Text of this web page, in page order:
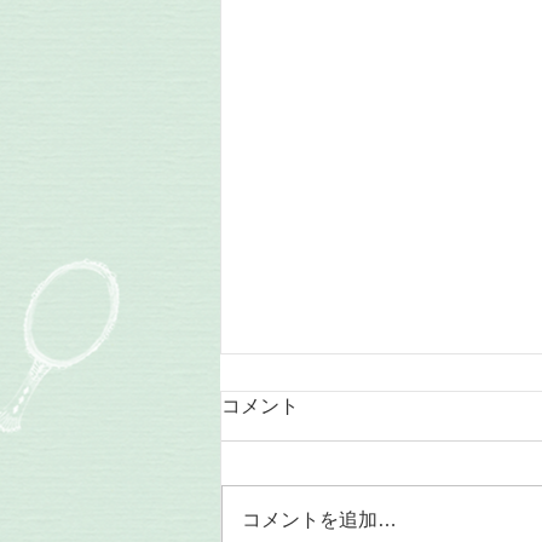
日曜日のレッスン
ブログを書く気持ちの余裕がやっ
サートが入ってしまいレッスンが
コメント
コメントを追加…